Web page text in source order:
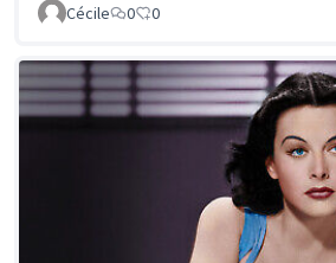
Cécile
0 0